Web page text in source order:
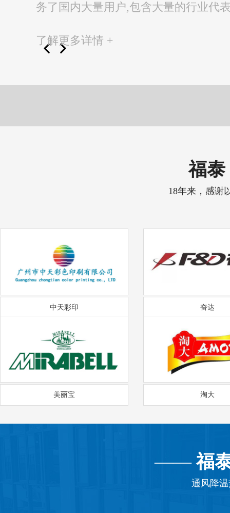
务了国内大量用户,包含大量的行业代
了解更多详情 +
福泰
18年来，感谢
中天彩印 奋达
美丽宝 淘大
——福
通风降